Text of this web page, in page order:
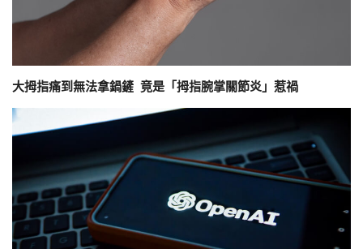
大拇指痛到無法拿鍋鏟 竟是「拇指腕掌關節炎」惹禍